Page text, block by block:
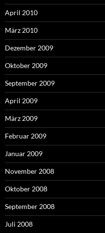
April 2010
März 2010
Dezember 2009
Oktober 2009
September 2009
April 2009
März 2009
Februar 2009
Januar 2009
November 2008
Oktober 2008
September 2008
Juli 2008